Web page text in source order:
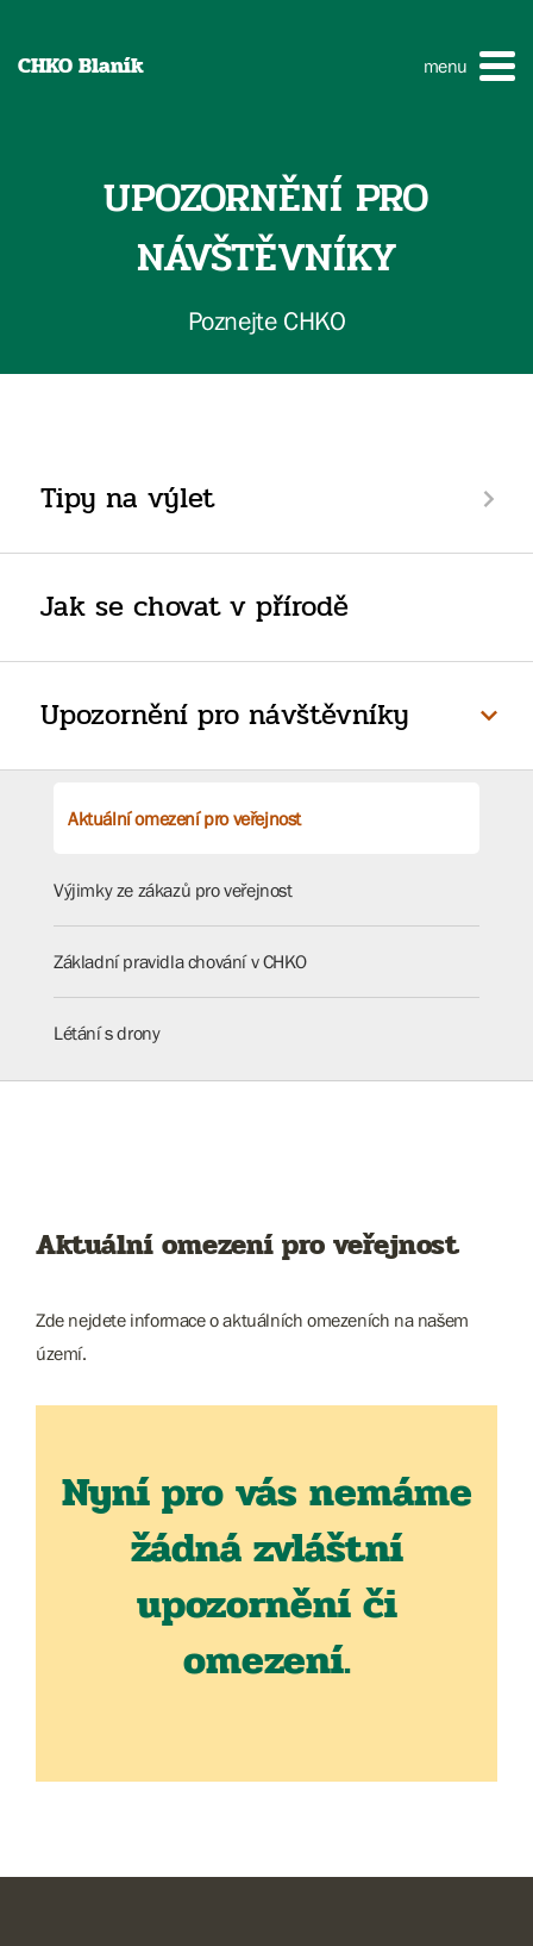
CHKO Blaník menu
UPOZORNĚNÍ PRO
NÁVŠTĚVNÍKY
Poznejte CHKO
Tipy na výlet
Jak se chovat v přírodě
Upozornění pro návštěvníky
Aktuální omezení pro veřejnost
Výjimky ze zákazů pro veřejnost
Základní pravidla chování v CHKO
Létání s drony
Aktuální omezení pro veřejnost
Zde nejdete informace o aktuálních omezeních na našem
území.
Nyní pro vás nemáme
žádná zvláštní
upozornění či
omezení.